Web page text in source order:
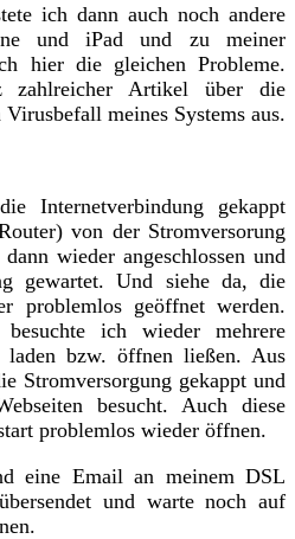
ich dann auch noch andere
und iPad und zu meiner
hier die gleichen Probleme.
zahlreicher Artikel über die
meines Systems aus.
Internetverbindung gekappt
von der Stromversorung
wieder angeschlossen und
gewartet. Und siehe da, die
problemlos geöffnet werden.
ich wieder mehrere
bzw. öffnen ließen. Aus
Stromversorgung gekappt und
besucht. Auch diese
problemlos wieder öffnen.
eine Email an meinem DSL
und warte noch auf